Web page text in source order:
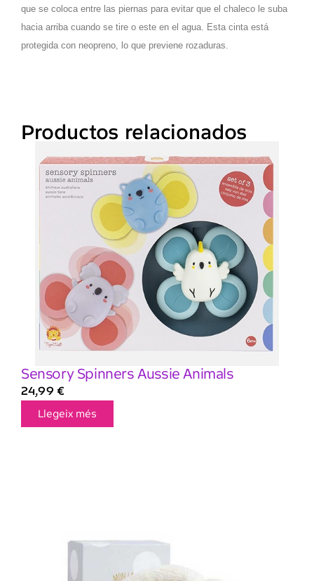
que se coloca entre las piernas para evitar que el chaleco le suba
hacia arriba cuando se tire o este en el agua. Esta cinta está
protegida con neopreno, lo que previene rozaduras.
Productos relacionados
Sensory Spinners Aussie Animals
24,99 €
Llegeix més